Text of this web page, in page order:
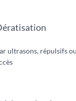
ultrasons, répulsifs